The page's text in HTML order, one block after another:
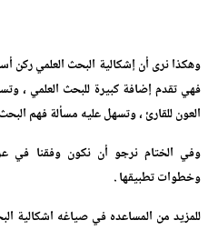
وهكذا نرى أن إشكالية البحث العلمي ركن
فهي تقدم إضافة كبيرة للبحث العلمي ،
العون للقارئ ، وتسهل عليه مسألة فهم
وفي الختام نرجو أن نكون وفقنا في
وخطوات تطبيقها .
للمزيد من المساعده في صياغه اشكالية